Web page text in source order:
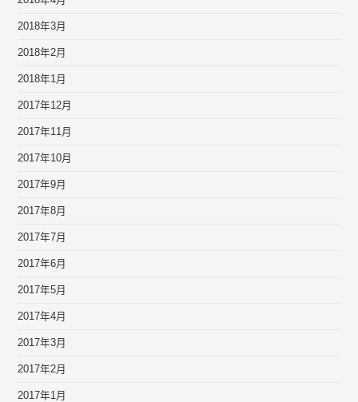
2018年3月
2018年2月
2018年1月
2017年12月
2017年11月
2017年10月
2017年9月
2017年8月
2017年7月
2017年6月
2017年5月
2017年4月
2017年3月
2017年2月
2017年1月